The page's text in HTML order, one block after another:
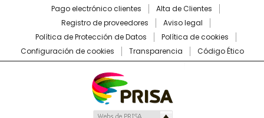
Pago electrónico clientes
Alta de Clientes
Registro de proveedores
Aviso legal
Política de Protección de Datos
Política de cookies
Configuración de cookies
Transparencia Código Ético